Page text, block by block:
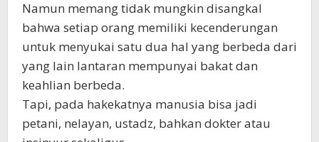
Namun memang tidak mungkin disangkal
bahwa setiap orang memiliki kecenderungan
untuk menyukai satu dua hal yang berbeda dari
yang lain lantaran mempunyai bakat dan
keahlian berbeda.
Tapi, pada hakekatnya manusia bisa jadi
petani, nelayan, ustadz, bahkan dokter atau